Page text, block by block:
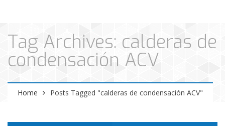
Tag Archives: calderas de
condensación ACV
Home Posts Tagged "calderas de condensación ACV"